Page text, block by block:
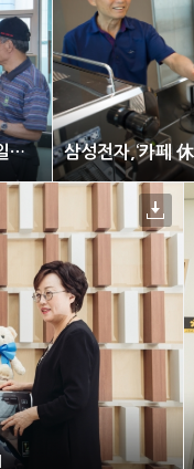
삼성전자,‘카페 休:휴’통해 지역사회 일자리 창출